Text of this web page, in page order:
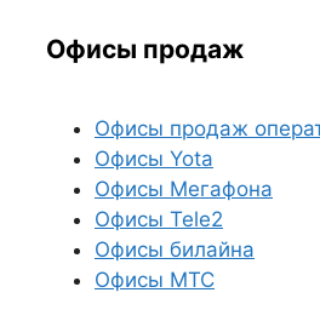
Офисы продаж
Офисы продаж
Офисы Yota
Офисы Мегафона
Офисы Tele2
Офисы билайна
Офисы МТС